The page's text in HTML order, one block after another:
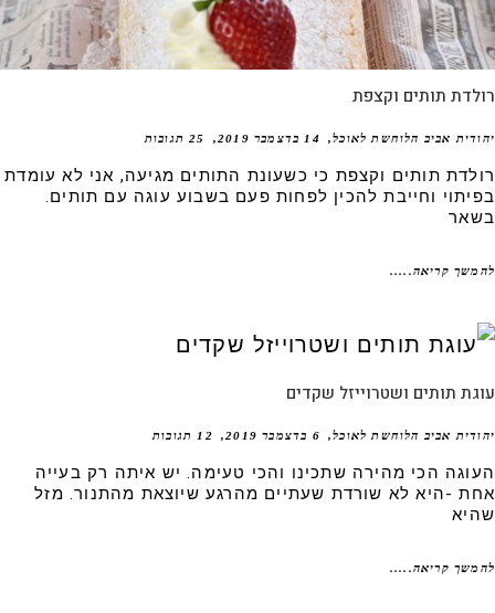
תותים וקצפת
אביב הלוחשת לאוכל 14 בדצמבר 2019 25 תגובות
תותים וקצפת כי כשעונת התותים מגיעה, אני לא עומדת
וחייבת להכין לפחות פעם בשבוע עוגה עם תותים.
קריאה.....
תותים ושטרוייזל שקדים
אביב הלוחשת לאוכל 6 בדצמבר 2019 12 תגובות
הכי מהירה שתכינו והכי טעימה. יש איתה רק בעייה
-היא לא שורדת שעתיים מהרגע שיוצאת מהתנור. מזל
קריאה.....